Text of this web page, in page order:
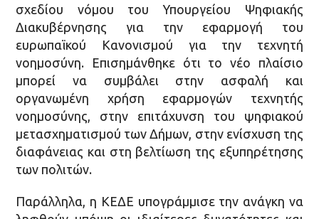
σχεδίου νόμου του Υπουργείου Ψηφιακής
Διακυβέρνησης για την εφαρμογή του
ευρωπαϊκού Κανονισμού για την τεχνητή
νοημοσύνη. Επισημάνθηκε ότι το νέο πλαίσιο
μπορεί να συμβάλει στην ασφαλή και
οργανωμένη χρήση εφαρμογών τεχνητής
νοημοσύνης, στην επιτάχυνση του ψηφιακού
μετασχηματισμού των Δήμων, στην ενίσχυση της
διαφάνειας και στη βελτίωση της εξυπηρέτησης
των πολιτών.
Παράλληλα, η ΚΕΔΕ υπογράμμισε την ανάγκη να